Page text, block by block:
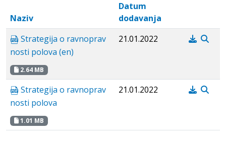
Naziv
Datum
dodavanja
Strategija o ravnoprav
nosti polova (en)
2.64 MB
21.01.2022
Strategija o ravnoprav
nosti polova
1.01 MB
21.01.2022